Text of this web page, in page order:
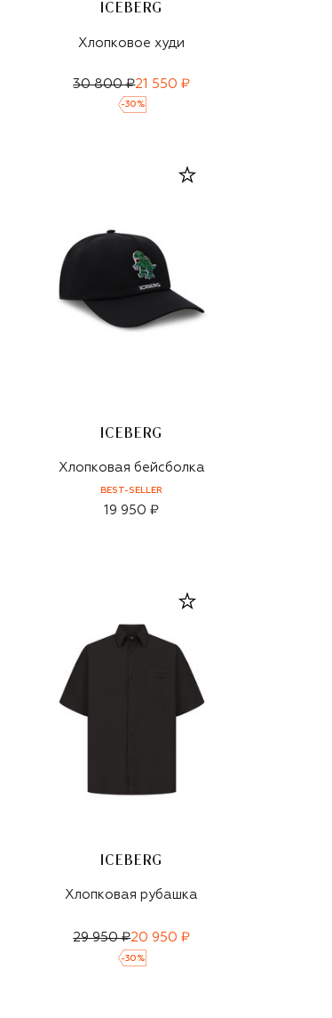
ICEBERG
Хлопковое худи
30 800 ₽21 550 ₽
-30 %
ICEBERG
Хлопковая бейсболка
BEST-SELLER
19 950 ₽
ICEBERG
Хлопковая рубашка
29 950 ₽20 950 ₽
-30 %